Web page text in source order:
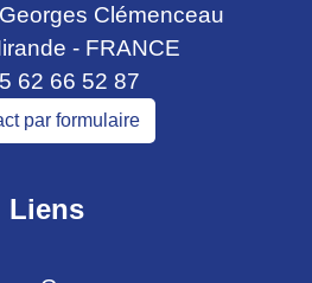
Clémenceau
- FRANCE
62 66 52 87
par formulaire
Liens